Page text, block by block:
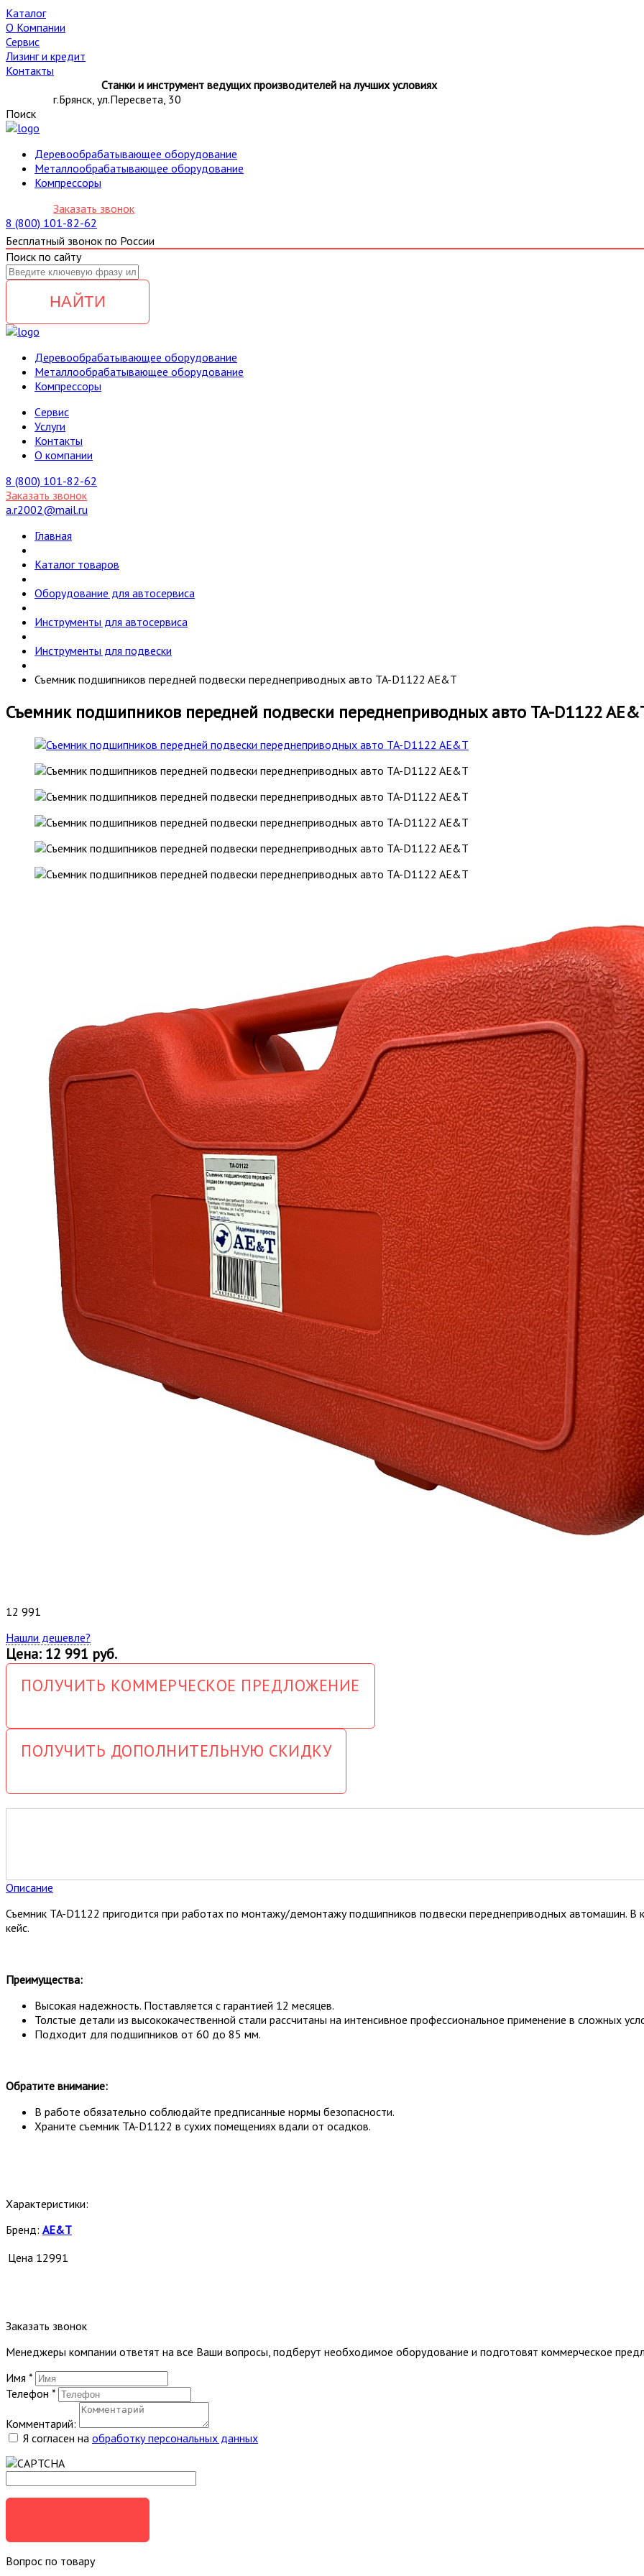
Каталог
О Компании
Сервис
Лизинг и кредит
Контакты
Станки и инструмент ведущих производителей на лучших условиях
г.Брянск, ул.Пересвета, 30
Поиск
Деревообрабатывающее оборудование
Металлообрабатывающее оборудование
Компрессоры
Заказать звонок
8 (800) 101-82-62
Бесплатный звонок по России
Поиск по сайту
НАЙТИ
Деревообрабатывающее оборудование
Металлообрабатывающее оборудование
Компрессоры
Cервис
Услуги
Контакты
О компании
8 (800) 101-82-62
Заказать звонок
a.r2002@mail.ru
Главная
Каталог товаров
Оборудование для автосервиса
Инструменты для автосервиса
Инструменты для подвески
Съемник подшипников передней подвески переднеприводных авто TA-D1122 AE&T
Съемник подшипников передней подвески переднеприводных авто TA-D1122
12 991
Нашли дешевле?
Цена: 12 991 руб.
ПОЛУЧИТЬ КОММЕРЧЕСКОЕ ПРЕДЛОЖЕНИЕ
ПОЛУЧИТЬ ДОПОЛНИТЕЛЬНУЮ СКИДКУ
Описание
Съемник TA-D1122 пригодится при работах по монтажу/демонтажу подшипников подвески переднеприводных автомашин. В
кейс.
Преимущества:
Высокая надежность. Поставляется с гарантией 12 месяцев.
Толстые детали из высококачественной стали рассчитаны на интенсивное профессиональное применение в сложных
Подходит для подшипников от 60 до 85 мм.
Обратите внимание:
В работе обязательно соблюдайте предписанные нормы безопасности.
Храните съемник TA-D1122 в сухих помещениях вдали от осадков.
Характеристики:
Бренд: AE&T
Цена 12991
Заказать звонок
Менеджеры компании ответят на все Ваши вопросы, подберут необходимое оборудование и подготовят коммерческое
Имя *
Телефон *
Комментарий:
Я согласен на обработку персональных данных
Вопрос по товару